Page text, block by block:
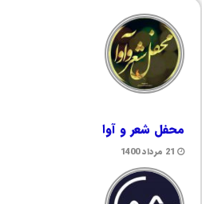
محفل شعر و آوا
21 مرداد 1400